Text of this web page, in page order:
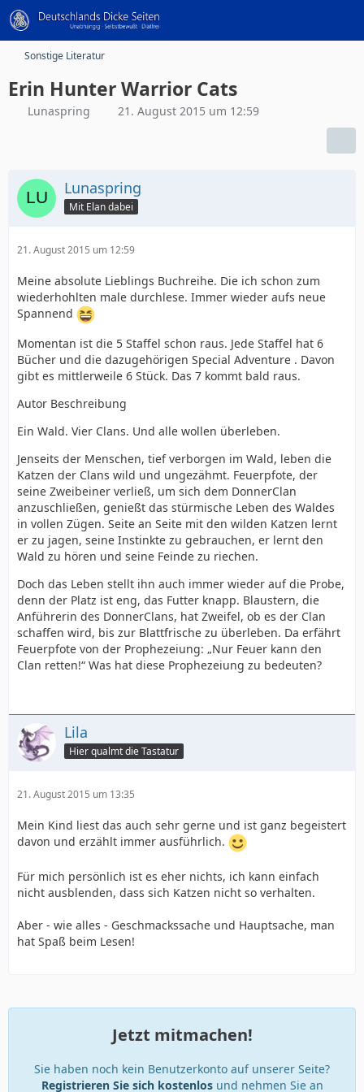
Sonstige Literatur
Erin Hunter Warrior Cats
Lunaspring 21. August 2015 um 12:59
Lunaspring
Mit Elan dabei
21. August 2015 um 12:59
Meine absolute Lieblings Buchreihe. Die ich schon zum
wiederhohlten male durchlese. Immer wieder aufs neue
Spannend
Momentan ist die 5 Staffel schon raus. Jede Staffel hat 6
Bücher und die dazugehörigen Special Adventure . Davon
gibt es mittlerweile 6 Stück. Das 7 kommt bald raus.
Autor Beschreibung
Ein Wald. Vier Clans. Und alle wollen überleben.
Jenseits der Menschen, tief verborgen im Wald, leben die
Katzen der Clans wild und ungezähmt. Feuerpfote, der
seine Zweibeiner verließ, um sich dem DonnerClan
anzuschließen, genießt das stürmische Leben des Waldes
in vollen Zügen. Seite an Seite mit den wilden Katzen lernt
er zu jagen, seine Instinkte zu gebrauchen, er lernt den
Wald zu hören und seine Feinde zu riechen.
Doch das Leben stellt ihn auch immer wieder auf die Probe,
denn der Platz ist eng, das Futter knapp. Blaustern, die
Anführerin des DonnerClans, hat Zweifel, ob es der Clan
schaffen wird, bis zur Blattfrische zu überleben. Da erfährt
Feuerpfote von der Prophezeiung: „Nur Feuer kann den
Clan retten!“ Was hat diese Prophezeiung zu bedeuten?
Lila
Hier qualmt die Tastatur
21. August 2015 um 13:35
Mein Kind liest das auch sehr gerne und ist ganz begeistert
davon und erzählt immer ausführlich.
Für mich persönlich ist es eher nichts, ich kann einfach
nicht ausblenden, dass sich Katzen nicht so verhalten.
Aber - wie alles - Geschmackssache und Hauptsache, man
hat Spaß beim Lesen!
Jetzt mitmachen!
Sie haben noch kein Benutzerkonto auf unserer Seite?
Registrieren Sie sich kostenlosund nehmen Sie an